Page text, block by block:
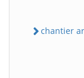
chantier